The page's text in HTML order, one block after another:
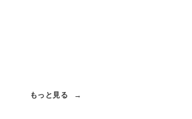
もっと見る